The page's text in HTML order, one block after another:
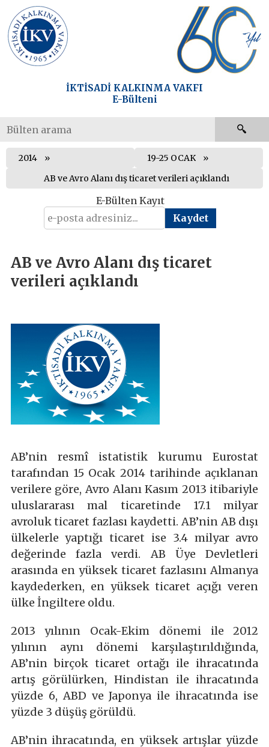
İKTİSADİ KALKINMA VAKFI
E-Bülteni
2014
19-25 OCAK
AB ve Avro Alanı dış ticaret verileri açıklandı
E-Bülten Kayıt
AB ve Avro Alanı dış ticaret
verileri açıklandı
AB’nin resmî istatistik kurumu Eurostat
tarafından 15 Ocak 2014 tarihinde açıklanan
verilere göre, Avro Alanı Kasım 2013 itibariyle
uluslararası mal ticaretinde 17.1 milyar
avroluk ticaret fazlası kaydetti. AB’nin AB dışı
ülkelerle yaptığı ticaret ise 3.4 milyar avro
değerinde fazla verdi. AB Üye Devletleri
arasında en yüksek ticaret fazlasını Almanya
kaydederken, en yüksek ticaret açığı veren
ülke İngiltere oldu.
2013 yılının Ocak-Ekim dönemi ile 2012
yılının aynı dönemi karşılaştırıldığında,
AB’nin birçok ticaret ortağı ile ihracatında
artış görülürken, Hindistan ile ihracatında
yüzde 6, ABD ve Japonya ile ihracatında ise
yüzde 3 düşüş görüldü.
AB’nin ihracatında, en yüksek artışlar yüzde